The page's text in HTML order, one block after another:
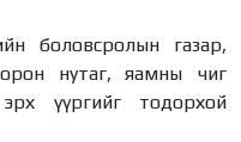
боловсролын газар,
нутаг, яамны чиг
үүргийг тодорхой